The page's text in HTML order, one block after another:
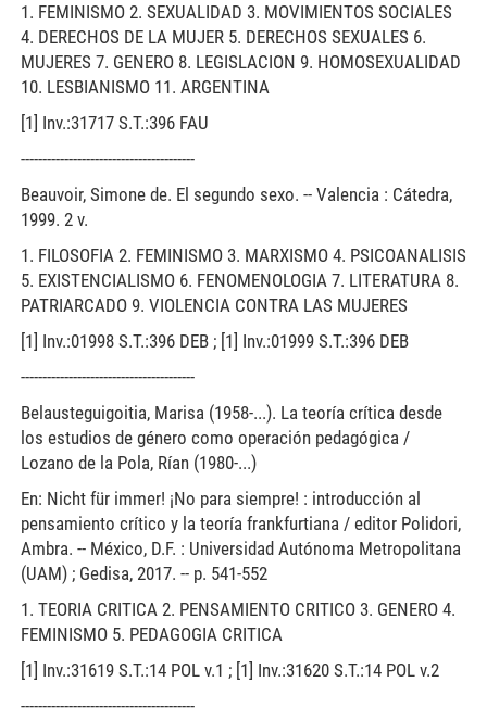
1. FEMINISMO 2. SEXUALIDAD 3. MOVIMIENTOS SOCIALES
4. DERECHOS DE LA MUJER 5. DERECHOS SEXUALES 6.
MUJERES 7. GENERO 8. LEGISLACION 9. HOMOSEXUALIDAD
10. LESBIANISMO 11. ARGENTINA
[1] Inv.:31717 S.T.:396 FAU
----------------------------------------
Beauvoir, Simone de. El segundo sexo. -- Valencia : Cátedra,
1999. 2 v.
1. FILOSOFIA 2. FEMINISMO 3. MARXISMO 4. PSICOANALISIS
5. EXISTENCIALISMO 6. FENOMENOLOGIA 7. LITERATURA 8.
PATRIARCADO 9. VIOLENCIA CONTRA LAS MUJERES
[1] Inv.:01998 S.T.:396 DEB ; [1] Inv.:01999 S.T.:396 DEB
----------------------------------------
Belausteguigoitia, Marisa (1958-...). La teoría crítica desde
los estudios de género como operación pedagógica /
Lozano de la Pola, Rían (1980-...)
En: Nicht für immer! ¡No para siempre! : introducción al
pensamiento crítico y la teoría frankfurtiana / editor Polidori,
Ambra. -- México, D.F. : Universidad Autónoma Metropolitana
(UAM) ; Gedisa, 2017. -- p. 541-552
1. TEORIA CRITICA 2. PENSAMIENTO CRITICO 3. GENERO 4.
FEMINISMO 5. PEDAGOGIA CRITICA
[1] Inv.:31619 S.T.:14 POL v.1 ; [1] Inv.:31620 S.T.:14 POL v.2
----------------------------------------